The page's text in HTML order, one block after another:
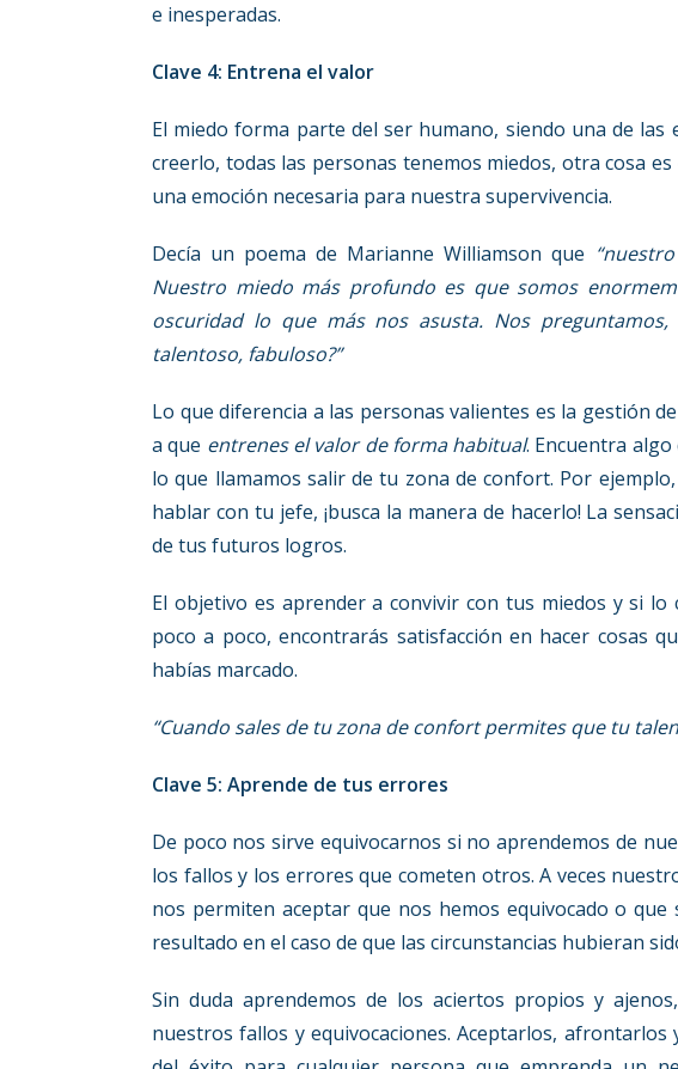
e inesperadas.
Clave 4: Entrena el valor
El miedo forma parte del ser humano, siendo una de las
creerlo, todas las personas tenemos miedos, otra cosa
una emoción necesaria para nuestra supervivencia.
Decía un poema de Marianne Williamson que
Nuestro miedo más profundo es que somos
oscuridad lo que más nos asusta. Nos
talentoso, fabuloso?”
Lo que diferencia a las personas valientes es la gestión
a que entrenes el valor de forma habitual. Encuentra
lo que llamamos salir de tu zona de confort. Por
hablar con tu jefe, ¡busca la manera de hacerlo! La
de tus futuros logros.
El objetivo es aprender a convivir con tus miedos y si
poco a poco, encontrarás satisfacción en hacer cosas
habías marcado.
“Cuando sales de tu zona de confort permites que tu
Clave 5: Aprende de tus errores
De poco nos sirve equivocarnos si no aprendemos de
los fallos y los errores que cometen otros. A veces
nos permiten aceptar que nos hemos equivocado o
resultado en el caso de que las circunstancias hubieran
Sin duda aprendemos de los aciertos propios y
nuestros fallos y equivocaciones. Aceptarlos,